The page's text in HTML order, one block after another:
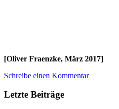
[Oliver Fraenzke, März 2017]
Schreibe einen Kommentar
Letzte Beiträge